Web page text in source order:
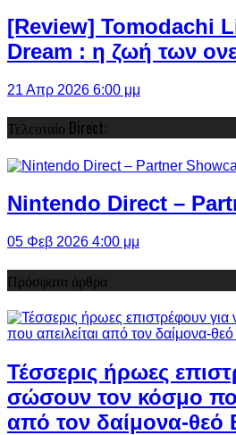
[Review] Tomodachi
Dream : η ζωή των
21 Απρ 2026 6:00 μμ
Τελευταίο Direct:
Nintendo Direct –
05 Φεβ 2026 4:00 μμ
Πρόσφατα άρθρα
Τέσσερις ήρωες
σώσουν τον κόσμο
από τον δαίμονα-θεό